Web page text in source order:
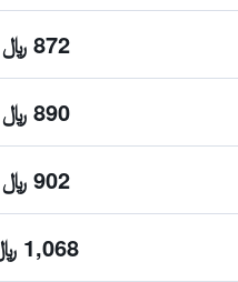
872 ﷼
890 ﷼
902 ﷼
1,068 ﷼